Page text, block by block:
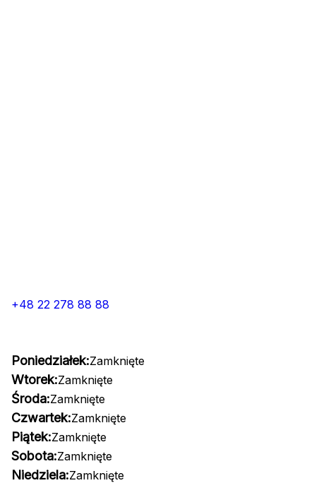
+48 22 278 88 88
Poniedziałek:Zamknięte
Wtorek:Zamknięte
Środa:Zamknięte
Czwartek:Zamknięte
Piątek:Zamknięte
Sobota:Zamknięte
Niedziela:Zamknięte